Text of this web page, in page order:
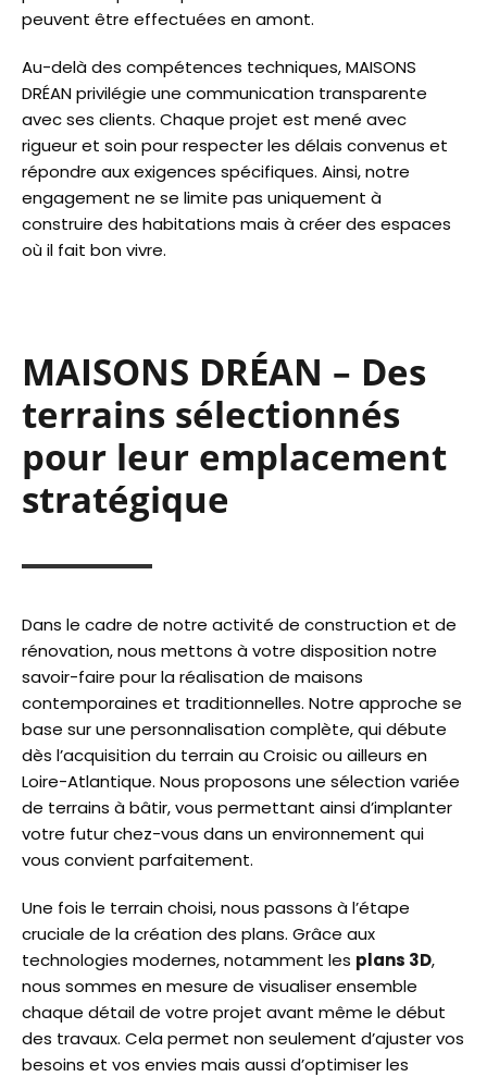
peuvent être effectuées en amont.
Au-delà des compétences techniques, MAISONS
DRÉAN privilégie une communication transparente
avec ses clients. Chaque projet est mené avec
rigueur et soin pour respecter les délais convenus et
répondre aux exigences spécifiques. Ainsi, notre
engagement ne se limite pas uniquement à
construire des habitations mais à créer des espaces
où il fait bon vivre.
MAISONS DRÉAN – Des
terrains sélectionnés
pour leur emplacement
stratégique
Dans le cadre de notre activité de construction et de
rénovation, nous mettons à votre disposition notre
savoir-faire pour la réalisation de maisons
contemporaines et traditionnelles. Notre approche se
base sur une personnalisation complète, qui débute
dès l’acquisition du terrain au Croisic ou ailleurs en
Loire-Atlantique. Nous proposons une sélection variée
de terrains à bâtir, vous permettant ainsi d’implanter
votre futur chez-vous dans un environnement qui
vous convient parfaitement.
Une fois le terrain choisi, nous passons à l’étape
cruciale de la création des plans. Grâce aux
technologies modernes, notamment les plans 3D,
nous sommes en mesure de visualiser ensemble
chaque détail de votre projet avant même le début
des travaux. Cela permet non seulement d’ajuster vos
besoins et vos envies mais aussi d’optimiser les